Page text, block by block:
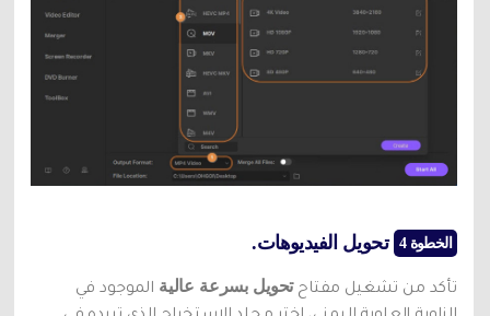
الخطوة 4 تحويل الفيديوهات.
تأكد من تشغيل مفتاحتحويل بسرعة عالية الموجود في